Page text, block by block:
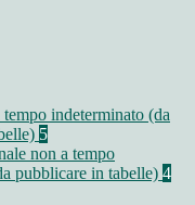
tempo indeterminato (da
5
non a tempo
pubblicare in tabelle) 4